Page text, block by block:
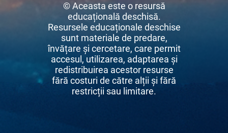
© Aceasta este o resursă
educațională deschisă.
Resursele educaționale deschise
sunt materiale de predare,
învățare și cercetare, care permit
accesul, utilizarea, adaptarea și
redistribuirea acestor resurse
fără costuri de către alții și fără
restricții sau limitare.